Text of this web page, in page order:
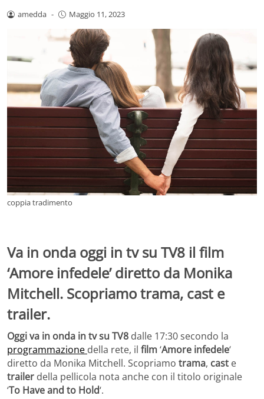
amedda - Maggio 11, 2023
coppia tradimento
Va in onda oggi in tv su TV8 il film
‘Amore infedele’ diretto da Monika
Mitchell. Scopriamo trama, cast e
trailer.
Oggi va in onda in tv su TV8 dalle 17:30 secondo la
programmazione della rete, il film‘Amore infedele‘
diretto da Monika Mitchell. Scopriamo trama, cast e
trailer della pellicola nota anche con il titolo originale
‘To Have and to Hold‘.